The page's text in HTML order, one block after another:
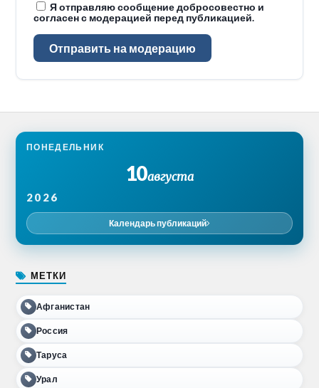
Я отправляю сообщение добросовестно и
согласен с модерацией перед публикацией.
Отправить на модерацию
ПОНЕДЕЛЬНИК
10августа
2026
Календарь публикаций
МЕТКИ
Афганистан
Россия
Таруса
Урал